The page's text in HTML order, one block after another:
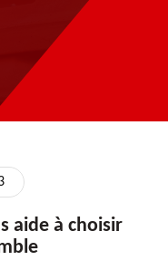
aide à choisir